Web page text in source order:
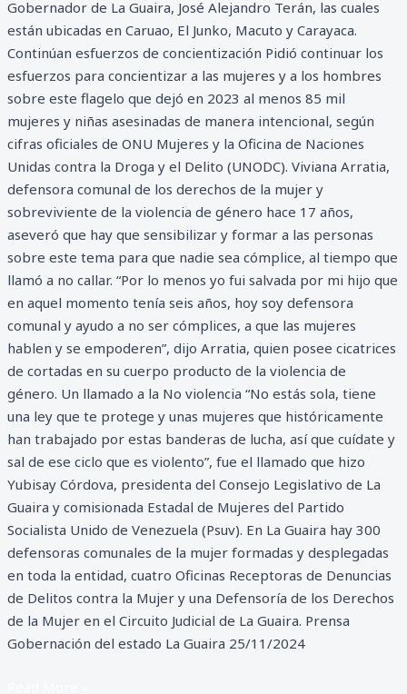
Gobernador de La Guaira, José Alejandro Terán, las cuales
están ubicadas en Caruao, El Junko, Macuto y Carayaca.
Continúan esfuerzos de concientización Pidió continuar los
esfuerzos para concientizar a las mujeres y a los hombres
sobre este flagelo que dejó en 2023 al menos 85 mil
mujeres y niñas asesinadas de manera intencional, según
cifras oficiales de ONU Mujeres y la Oficina de Naciones
Unidas contra la Droga y el Delito (UNODC). Viviana Arratia,
defensora comunal de los derechos de la mujer y
sobreviviente de la violencia de género hace 17 años,
aseveró que hay que sensibilizar y formar a las personas
sobre este tema para que nadie sea cómplice, al tiempo que
llamó a no callar. “Por lo menos yo fui salvada por mi hijo que
en aquel momento tenía seis años, hoy soy defensora
comunal y ayudo a no ser cómplices, a que las mujeres
hablen y se empoderen”, dijo Arratia, quien posee cicatrices
de cortadas en su cuerpo producto de la violencia de
género. Un llamado a la No violencia “No estás sola, tiene
una ley que te protege y unas mujeres que históricamente
han trabajado por estas banderas de lucha, así que cuídate y
sal de ese ciclo que es violento”, fue el llamado que hizo
Yubisay Córdova, presidenta del Consejo Legislativo de La
Guaira y comisionada Estadal de Mujeres del Partido
Socialista Unido de Venezuela (Psuv). En La Guaira hay 300
defensoras comunales de la mujer formadas y desplegadas
en toda la entidad, cuatro Oficinas Receptoras de Denuncias
de Delitos contra la Mujer y una Defensoría de los Derechos
de la Mujer en el Circuito Judicial de La Guaira. Prensa
Gobernación del estado La Guaira 25/11/2024